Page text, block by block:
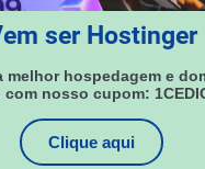
ser Hostinger
melhor hospedagem e
nosso cupom:
Clique aqui